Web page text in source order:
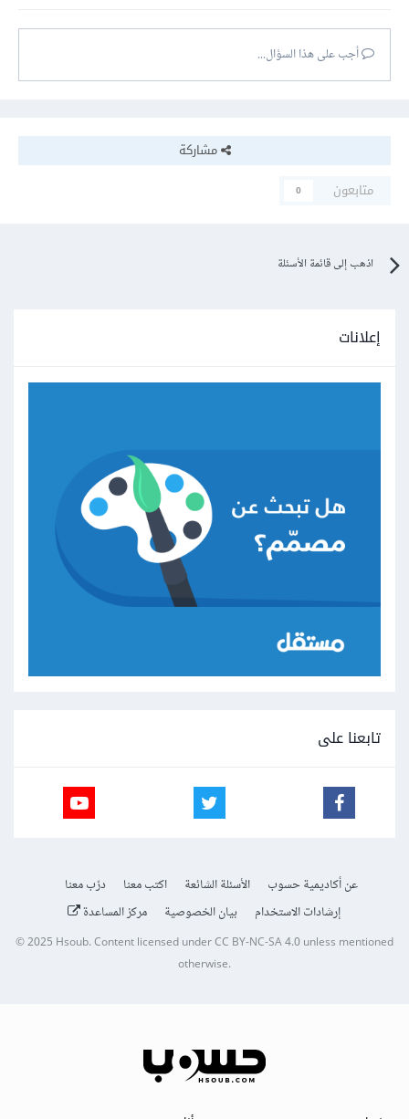
أجب على هذا السؤال...
مشاركة
متابعون
0
اذهب إلى قائمة الأسئلة
إعلانات
تابعنا على
عن أكاديمية حسوب الأسئلة الشائعة اكتب معنا
درّب معنا
إرشادات الاستخدام
بيان الخصوصية مركز المساعدة
© 2025Hsoub.Content licensed underCC BY-NC-SA 4.0unless mentioned
otherwise.